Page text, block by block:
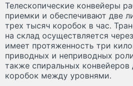
Телескопические конвейеры
приемки и обеспечивают две
трех тысяч коробок в час.
на склад осуществляется
имеет протяженность три
приводных и неприводных
также спиральных
коробок между уровнями.